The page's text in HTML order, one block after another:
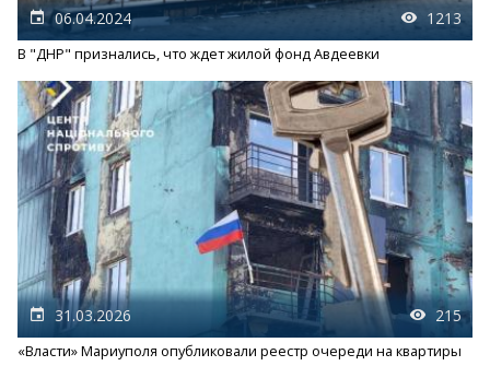
06.04.2024 1213
В "ДНР" признались, что ждет жилой фонд Авдеевки
31.03.2026 215
«Власти» Мариуполя опубликовали реестр очереди на квартиры